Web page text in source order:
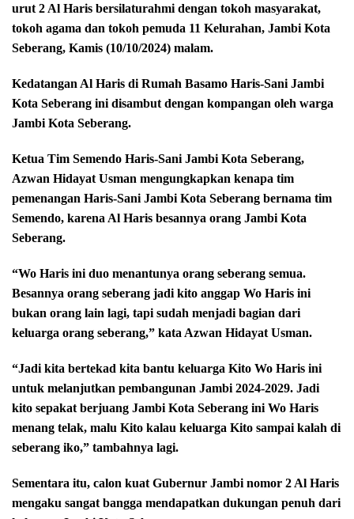
urut 2 Al Haris bersilaturahmi dengan tokoh masyarakat,
tokoh agama dan tokoh pemuda 11 Kelurahan, Jambi Kota
Seberang, Kamis (10/10/2024) malam.
Kedatangan Al Haris di Rumah Basamo Haris-Sani Jambi
Kota Seberang ini disambut dengan kompangan oleh warga
Jambi Kota Seberang.
Ketua Tim Semendo Haris-Sani Jambi Kota Seberang,
Azwan Hidayat Usman mengungkapkan kenapa tim
pemenangan Haris-Sani Jambi Kota Seberang bernama tim
Semendo, karena Al Haris besannya orang Jambi Kota
Seberang.
“Wo Haris ini duo menantunya orang seberang semua.
Besannya orang seberang jadi kito anggap Wo Haris ini
bukan orang lain lagi, tapi sudah menjadi bagian dari
keluarga orang seberang,” kata Azwan Hidayat Usman.
“Jadi kita bertekad kita bantu keluarga Kito Wo Haris ini
untuk melanjutkan pembangunan Jambi 2024-2029. Jadi
kito sepakat berjuang Jambi Kota Seberang ini Wo Haris
menang telak, malu Kito kalau keluarga Kito sampai kalah di
seberang iko,” tambahnya lagi.
Sementara itu, calon kuat Gubernur Jambi nomor 2 Al Haris
mengaku sangat bangga mendapatkan dukungan penuh dari